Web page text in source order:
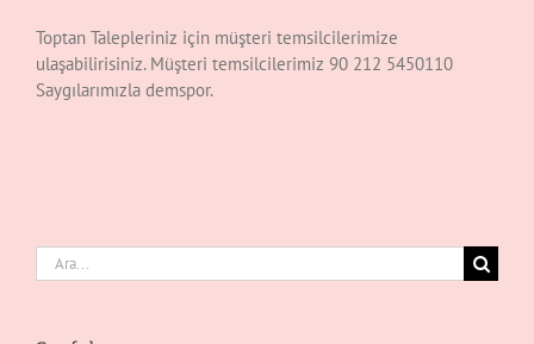
Toptan Talepleriniz için müşteri temsilcilerimize
ulaşabilirisiniz. Müşteri temsilcilerimiz 90 212 5450110
Saygılarımızla demspor.
Ara: